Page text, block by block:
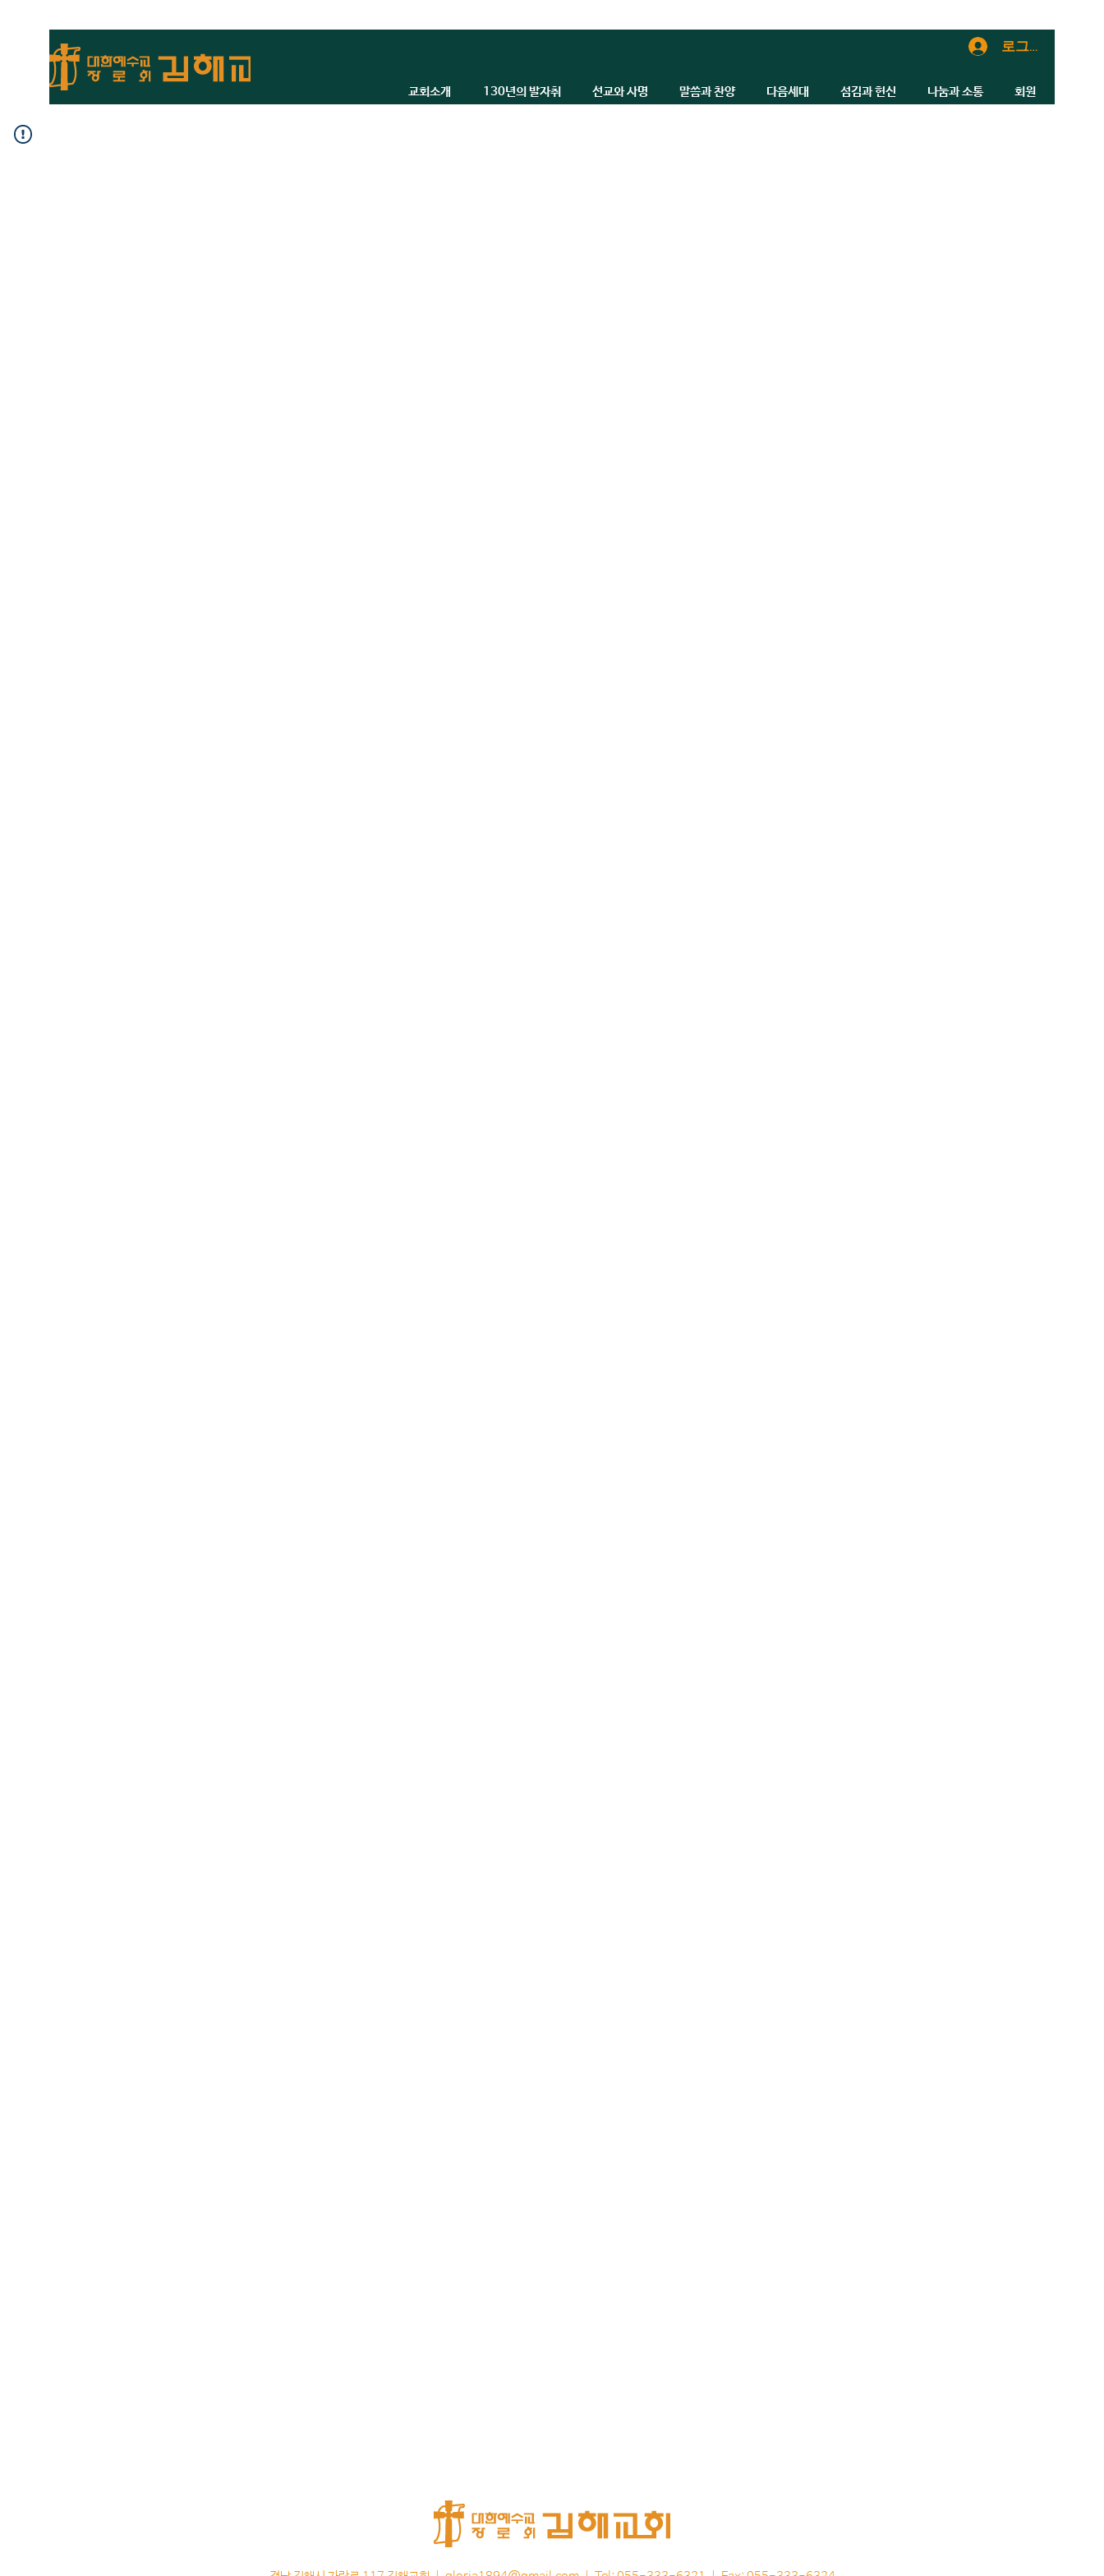
로그인
교회소개 130년의 발자취 선교와 사명 말씀과 찬양 다음세대 섬김과 헌신 나눔과 소통 회원